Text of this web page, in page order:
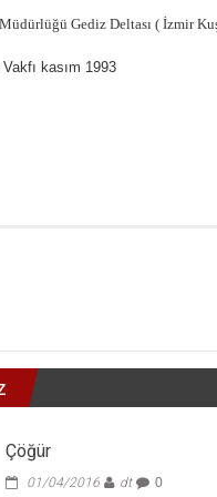
Gediz Deltası ( İzmir
kasım 1993
Çöğür
01/04/2016 dt 0